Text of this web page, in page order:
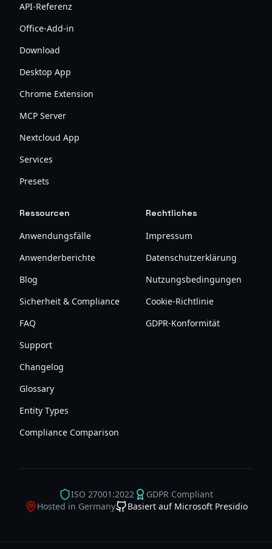
API-Referenz
Office-Add-in
Download
Desktop App
Chrome Extension
MCP Server
Nextcloud App
Services
Presets
Ressourcen
Anwendungsfälle
Anwenderberichte
Blog
Sicherheit & Compliance
FAQ
Support
Changelog
Glossary
Entity Types
Compliance Comparison
Rechtliches
Impressum
Datenschutzerklärung
Nutzungsbedingungen
Cookie-Richtlinie
GDPR-Konformität
ISO 27001:2022
GDPR Compliant
Hosted in Germany
Basiert auf Microsoft Presidio